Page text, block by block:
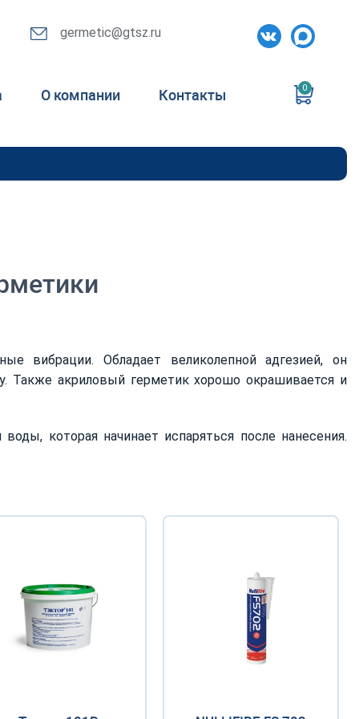
germetic@gtsz.ru
О компании Контакты 0
вибрации. Обладает великолепной адгезией, он
Также акриловый герметик хорошо окрашивается и
которая начинает испаряться после нанесения.